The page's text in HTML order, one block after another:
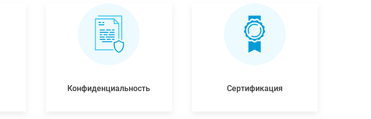
Конфиденциальность Сертификация